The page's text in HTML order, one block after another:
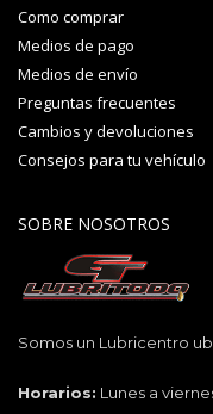
Como comprar
Medios de pago
Medios de envío
Preguntas frecuentes
Cambios y devoluciones
Consejos para tu vehículo
SOBRE NOSOTROS
Somos un Lubricentro
Horarios: Lunes a